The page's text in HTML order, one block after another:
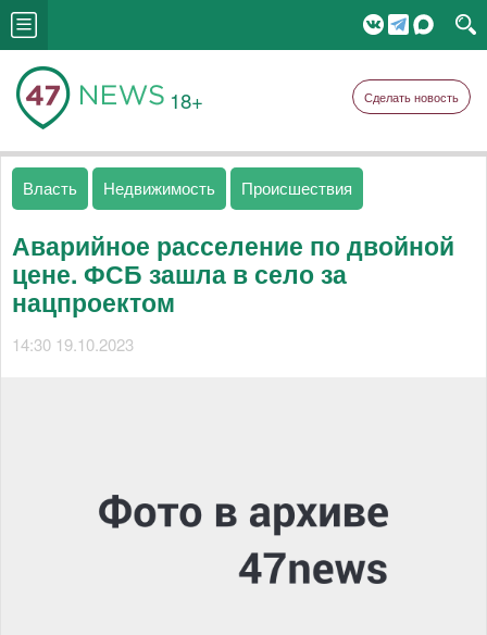
18+ Сделать новость
Власть Недвижимость Происшествия
Аварийное расселение по двойной
цене. ФСБ зашла в село за
нацпроектом
14:30 19.10.2023